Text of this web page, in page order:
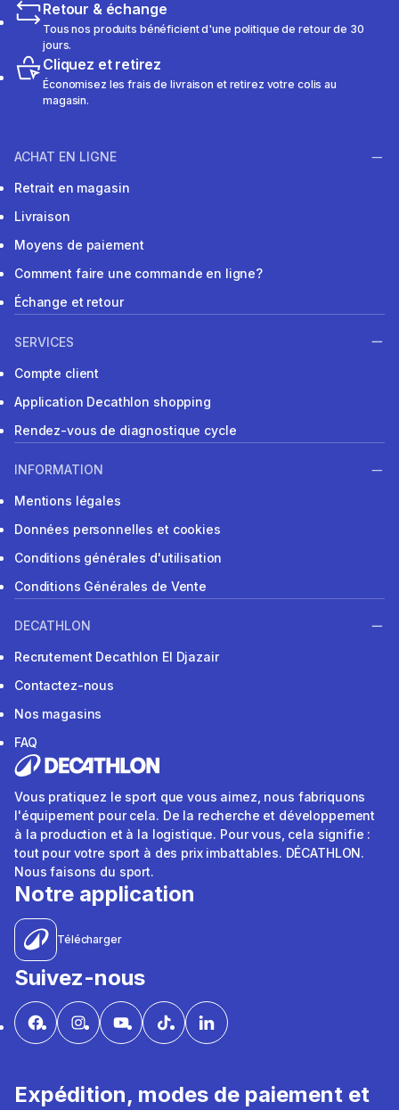
Retour & échange
Tous nos produits bénéficient d'une politique de retour de 30
jours.
Cliquez et retirez
Économisez les frais de livraison et retirez votre colis au
magasin.
ACHAT EN LIGNE
Retrait en magasin
Livraison
Moyens de paiement
Comment faire une commande en ligne?
Échange et retour
SERVICES
Compte client
Application Decathlon shopping
Rendez-vous de diagnostique cycle
INFORMATION
Mentions légales
Données personnelles et cookies
Conditions générales d'utilisation
Conditions Générales de Vente
DECATHLON
Recrutement Decathlon El Djazair
Contactez-nous
Nos magasins
FAQ
Vous pratiquez le sport que vous aimez, nous fabriquons
l'équipement pour cela. De la recherche et développement
à la production et à la logistique. Pour vous, cela signifie :
tout pour votre sport à des prix imbattables. DÉCATHLON.
Nous faisons du sport.
Notre application
Télécharger
Suivez-nous
Expédition, modes de paiement et